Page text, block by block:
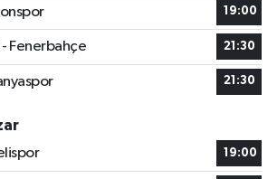
19:00
Fenerbahçe 21:30
21:30
19:00